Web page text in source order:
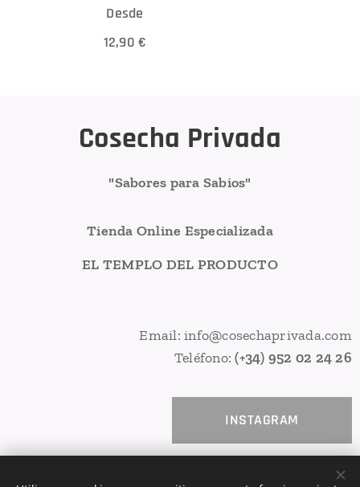
Desde
12,90 €
Cosecha Privada
"Sabores para Sabios"
Tienda Online Especializada
EL TEMPLO DEL PRODUCTO
Email: info@cosechaprivada.com
Teléfono:(+34) 952 02 24 26
INSTAGRAM